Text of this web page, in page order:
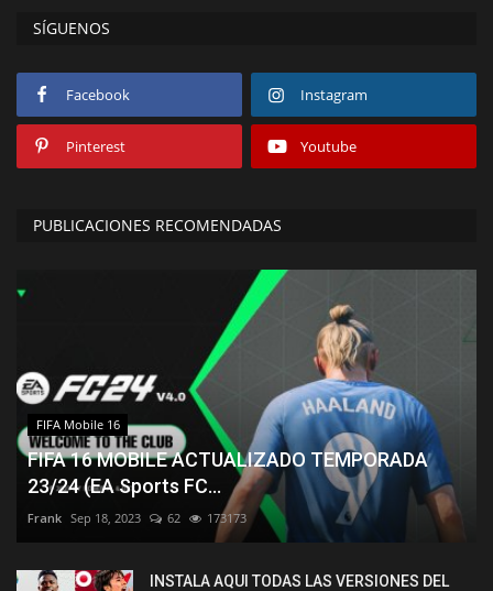
SÍGUENOS
Facebook Instagram
Pinterest Youtube
PUBLICACIONES RECOMENDADAS
FIFA Mobile 16
FIFA 16 MOBILE ACTUALIZADO TEMPORADA
23/24 (EA Sports FC...
Frank Sep 18, 2023 62 173173
INSTALA AQUI TODAS LAS VERSIONES DEL